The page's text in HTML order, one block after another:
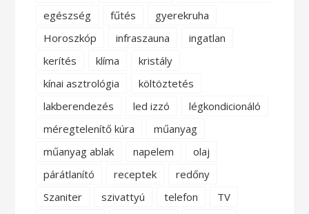
egészség
fűtés
gyerekruha
Horoszkóp
infraszauna
ingatlan
kerítés
klíma
kristály
kínai asztrológia
költöztetés
lakberendezés
led izzó
légkondicionáló
méregtelenítő kúra
műanyag
műanyag ablak
napelem
olaj
párátlanító
receptek
redőny
Szaniter
szivattyú telefon
TV